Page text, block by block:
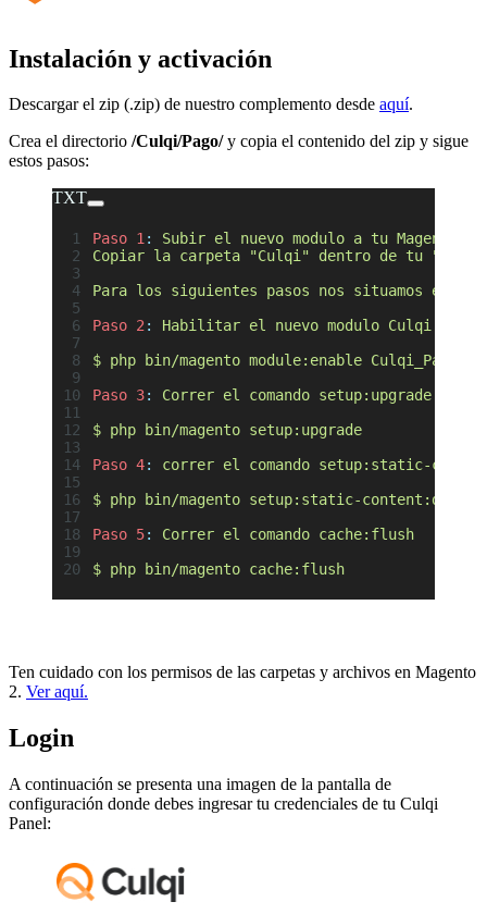
Instalación y activación
Descargar el zip (.zip) de nuestro complemento desde aquí.
Crea el directorio /Culqi/Pago/y copia el contenido del zip y sigue
estos pasos:
TXT
Paso 1:
Subir el nuevo modulo a tu Magento
Copiar la carpeta "Culqi" dentro de tu
Para los siguientes pasos nos situamos en
Paso 2:
Habilitar el nuevo modulo Culqi
$ php bin/magento module:enable Culqi_Pago
Paso 3:
Correr el comando setup:upgrade.
$ php bin/magento setup:upgrade
Paso 4:
correr el comando setup:static-
$ php bin/magento setup:static-
Paso 5:
Correr el comando cache:flush
$ php bin/magento cache:flush
Ten cuidado con los permisos de las carpetas y archivos en Magento
2. Ver aquí.
Login
A continuación se presenta una imagen de la pantalla de
configuración donde debes ingresar tu credenciales de tu Culqi
Panel: